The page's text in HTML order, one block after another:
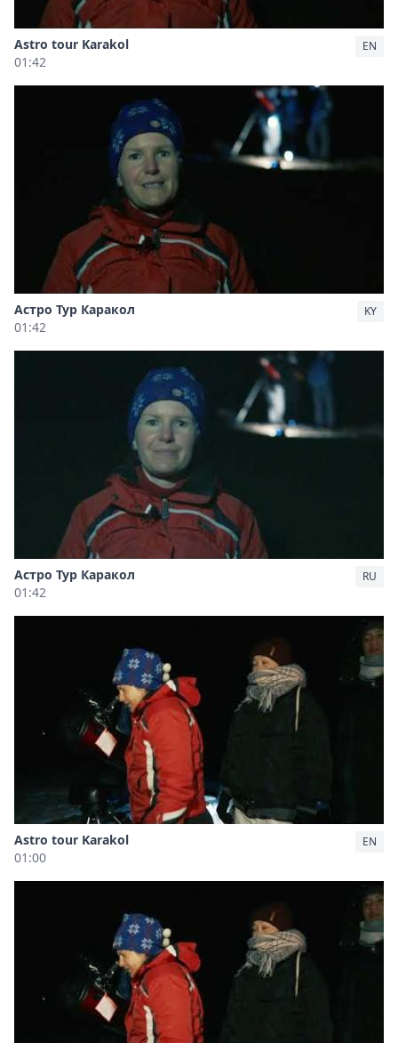
Astro tour Karakol
01:42
EN
Астро Тур Каракол
01:42
KY
Астро Тур Каракол
01:42
RU
Astro tour Karakol
01:00
EN